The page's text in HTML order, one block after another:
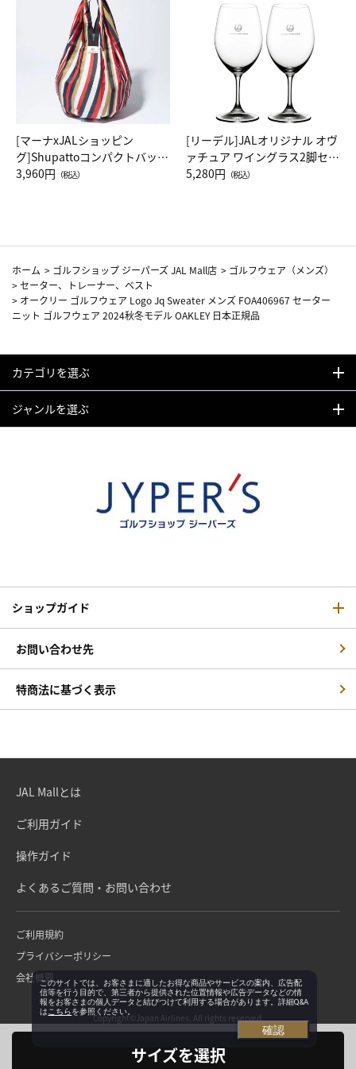
サイズを選択
[マーナxJALショッピン
グ]Shupattoコンパクトバッグ
Drop JAL客室乗務員（LC）ス
3,960円 （税込）
[リーデル]JALオリジナル オヴ
ァチュア ワイングラス2脚セッ
ト（レッドワイン）
5,280円 （税込）
ホーム > ゴルフショップ ジーパーズ JAL Mall店 > ゴルフウェア（メンズ）
>セーター、トレーナー、ベスト
> オークリー ゴルフウェア Logo Jq Sweater メンズ FOA406967 セーター
ニット ゴルフウェア 2024秋冬モデル OAKLEY 日本正規品
カテゴリを選ぶ
ジャンルを選ぶ
ショップガイド
お問い合わせ先
特商法に基づく表示
JAL Mallとは
ご利用ガイド
操作ガイド
よくあるご質問・お問い合わせ
ご利用規約
プライバシーポリシー
会社概要
Copyright©Japan Airlines. All rights reserved.
このサイトでは、お客さまに適したお得な商品やサービスの案内、広告配
信等を行う目的で、第三者から提供された位置情報や広告データなどの情
報をお客さまの個人データと結びつけて利用する場合があります。詳細Q&A
は こちらを参照ください。
確認